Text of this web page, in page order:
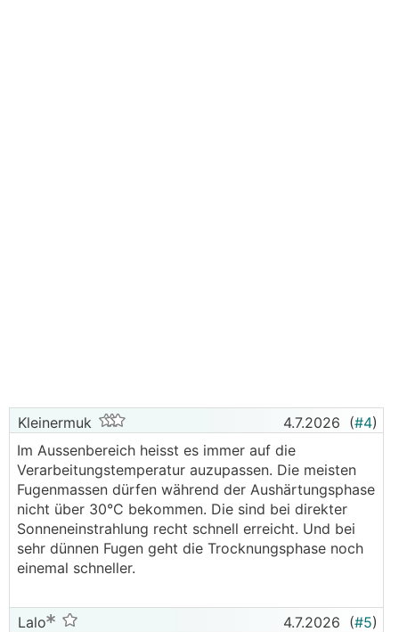
Kleinermuk 4.7.2026 (#4)
Im Aussenbereich heisst es immer auf die
Verarbeitungstemperatur auzupassen. Die meisten
Fugenmassen dürfen während der Aushärtungsphase
nicht über 30°C bekommen. Die sind bei direkter
Sonneneinstrahlung recht schnell erreicht. Und bei
sehr dünnen Fugen geht die Trocknungsphase noch
einemal schneller.
Lalo 4.7.2026 (#5)